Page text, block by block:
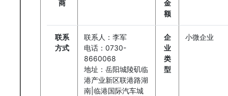
商
金
额
联系
方式
联系人：李军
电话：0730-
8660068
地址：岳阳城陵矶临
港产业新区联港路湖
南|临港国际汽车城
企
业
类
型
小微企业